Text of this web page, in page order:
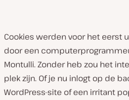
Cookies werden voor het eerst
door een
Montulli. Zonder heb zou het
plek zijn. Of je nu inlogt op de
WordPress-site of een irritant